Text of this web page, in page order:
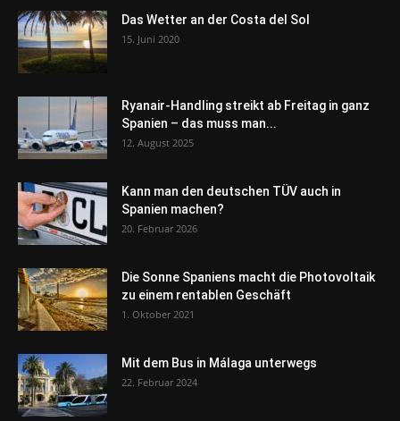
Das Wetter an der Costa del Sol
15. Juni 2020
Ryanair-Handling streikt ab Freitag in ganz
Spanien – das muss man...
12. August 2025
Kann man den deutschen TÜV auch in
Spanien machen?
20. Februar 2026
Die Sonne Spaniens macht die Photovoltaik
zu einem rentablen Geschäft
1. Oktober 2021
Mit dem Bus in Málaga unterwegs
22. Februar 2024